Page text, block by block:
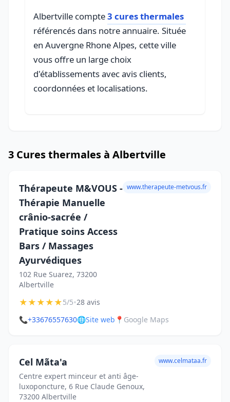
Albertville compte3 cures thermales
référencés dans notre annuaire. Située
en Auvergne Rhone Alpes, cette ville
vous offre un large choix
d'établissements avec avis clients,
coordonnées et localisations.
3 Cures thermales à Albertville
Thérapeute M&VOUS -
Thérapie Manuelle
crânio-sacrée /
Pratique soins Access
Bars / Massages
Ayurvédiques
102 Rue Suarez, 73200
Albertville
www.therapeute-metvous.fr
★★★★★5/5•28 avis
📞+33676557630🌐Site web 📍 Google Maps
Cel Mãta'a
Centre expert minceur et anti âge-
luxoponcture, 6 Rue Claude Genoux,
73200 Albertville
www.celmataa.fr